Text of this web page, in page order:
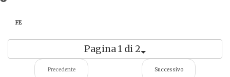
FE
Pagina 1 di 2
Precedente Successivo